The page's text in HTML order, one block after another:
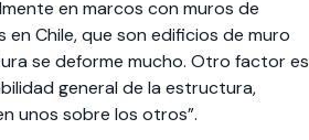
en marcos con muros de
Chile, que son edificios de muro
se deforme mucho. Otro factor es
general de la estructura,
unos sobre los otros”.